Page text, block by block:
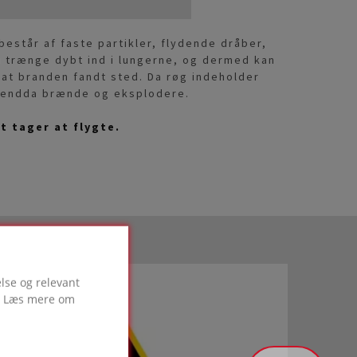
og relevant
mere om
af faste partikler, flydende dråber,
dybt ind i lungerne, og dermed kan
branden fandt sted. Da røg indeholder
brænde og eksplodere.
tager at flygte.